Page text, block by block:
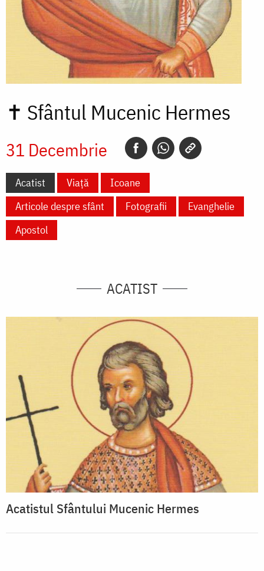
✝ Sfântul Mucenic Hermes
31 Decembrie
Acatist Viață
Icoane
Articole despre sfânt
Fotografii
Evanghelie
Apostol
ACATIST
Acatistul Sfântului Mucenic Hermes